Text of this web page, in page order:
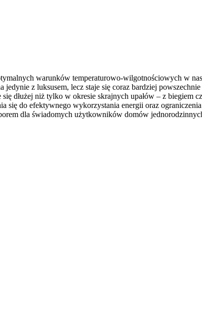
warunków temperaturowo-wilgotnościowych w
z luksusem, lecz staje się coraz bardziej
dłużej niż tylko w okresie skrajnych upałów – z biegiem
się do efektywnego wykorzystania energii oraz
dla świadomych użytkowników domów